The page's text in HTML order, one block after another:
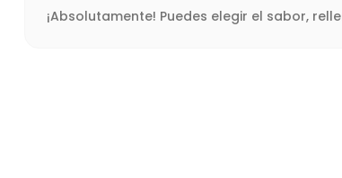
¡Absolutamente! Puedes elegir el sabor,